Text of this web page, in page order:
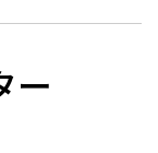
ー